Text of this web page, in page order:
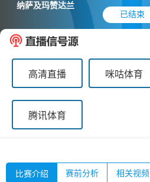
纳萨及玛赞达兰
已结束
高清直播 咪咕体育
腾讯体育
比赛介绍 赛前分析 相关视频